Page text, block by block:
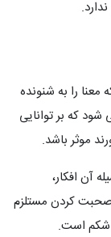
را به شنونده
که بر توانایی
موثر باشد.
آن افکار،
صحبت کردن مستلزم
شکم است.